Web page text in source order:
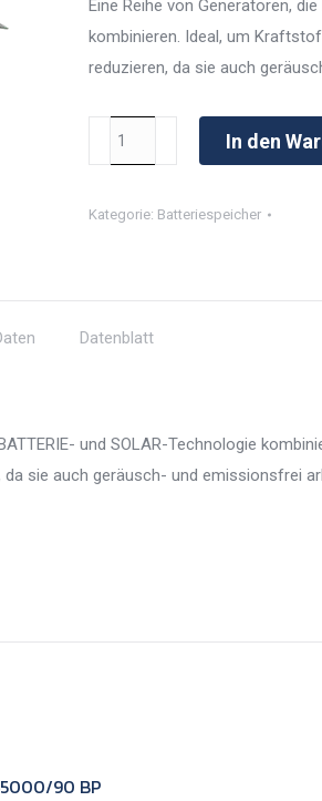
Eine Reihe von Generatoren,
kombinieren. Ideal, um
reduzieren, da sie auch
WTP
MGTP
THS
In den
Kategorie: Batteriespeicher
Datenblatt
und SOLAR-Technologie
sie auch geräusch- und emissionsfrei
90 BP